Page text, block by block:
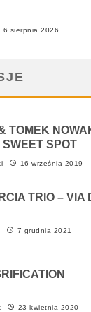
6 sierpnia 2026
TOMEK
SPOT
16 września 2019
TRIO – VIA
7 grudnia 2021
23 kwietnia 2020